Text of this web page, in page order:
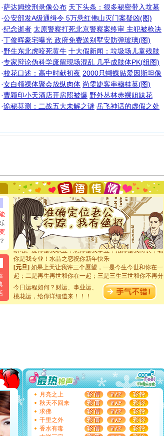
·萨达姆绞刑录像公布 天下头条：很多秘密带入坟墓
·公安部发A级通缉令 5万悬红佛山灭门案疑凶(图)
·纪念逝者 太原警察打死北京警察案终审 主犯被枪决
·丁俊晖豪宅曝光 政府免费送别墅安防弹玻璃(图)
·野生东北虎咬死黄牛 十大假新闻：垃圾场儿童残肢
·专家辩论伪科学废留现场混乱 几乎成肢体PK(组图)
·校花口述：高中时献初夜 2000只蝴蝶贴爱因斯坦像
·女白领祼体聚会放纵肉体 尚雯婕客串穆桂英(图)
·曹颖印小天酒店开房照被爆 野外丛林赤裸姐妹花
·诡秘莫测：二战五大未解之谜 岳飞神话的虚假之处
你太多，只有给你五千万：千万快乐！千万要健康！千万
要平安！千万要知足！千万不要忘记我！
[圣诞节]不只这样的日子才会想起你,而是这样的日子才
能正大光明地骚扰你,告诉你,圣诞要快乐!新年要快乐!天天
都要快乐噢!
[圣诞节]奉上一颗祝福的心,在这个特别的日子里,愿幸福,
如意,快乐,鲜花,一切美好的祝愿与你同在.圣诞快乐!
[元旦]看到你我会触电；看不到你我要充电；没有你我会
断电。爱你是我职业，想你是我事业，抱你是我特长，吻
你是我专业！水晶之恋祝你新年快乐
[元旦]如果上天让我许三个愿望，一是今生今世和你在一
起；二是再生再世和你在一起；三是三生三世和你不再分
离。水晶之恋祝你新年快乐
[元旦]当我狠下心扭头离去那一刻，你在我身后无助地哭
泣，这痛楚让我明白我多么爱你。我转身抱住你：这猪不
卖了。水晶之恋祝你新年快乐。
你太多，只有给你五千万：千万快乐！千万要健康！千万
要平安！千万要知足！千万不要忘记我！
[圣诞节]不只这样的日子才会想起你,而是这样的日子才
能正大光明地骚扰你,告诉你,圣诞要快乐!新年要快乐!天天
都要快乐噢!
[圣诞节]奉上一颗祝福的心,在这个特别的日子里,愿幸福,
如意,快乐,鲜花,一切美好的祝愿与你同在.圣诞快乐!
[元旦]
看到你我会触电；看不到你我要充电；没有你我会
今日运程如何？财运、事业运、
桃花运，给你详细道来！！！
月亮之上
秋天不回来
求佛
千里之外
香水有毒